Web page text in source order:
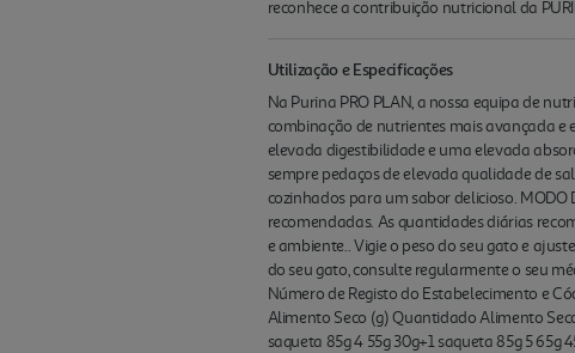
reconhece a contribuição nutricional da
Utilização e Especificações
Na Purina PRO PLAN, a nossa equipa de
combinação de nutrientes mais avançada e
elevada digestibilidade e uma elevada
sempre pedaços de elevada qualidade de
cozinhados para um sabor delicioso. MODO
recomendadas. As quantidades diárias
e ambiente.. Vigie o peso do seu gato e
do seu gato, consulte regularmente o seu
Número de Registo do Estabelecimento e
Alimento Seco (g) Quantidado Alimento
saqueta 85g 4 55g 30g+1 saqueta 85g 5 65g